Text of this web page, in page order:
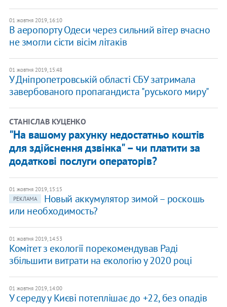
01 жовтня 2019, 16:10
В аеропорту Одеси через сильний вітер вчасно
не змогли сісти вісім літаків
01 жовтня 2019, 15:48
У Дніпропетровській області СБУ затримала
завербованого пропагандиста "руського миру"
СТАНІСЛАВ КУЦЕНКО
"На вашому рахунку недостатньо коштів
для здійснення дзвінка" – чи платити за
додаткові послуги операторів?
01 жовтня 2019, 15:15
РЕКЛАМА
Новый аккумулятор зимой – роскошь
или необходимость?
01 жовтня 2019, 14:53
Комітет з екології порекомендував Раді
збільшити витрати на екологію у 2020 році
01 жовтня 2019, 14:00
У середу у Києві потеплішає до +22, без опадів